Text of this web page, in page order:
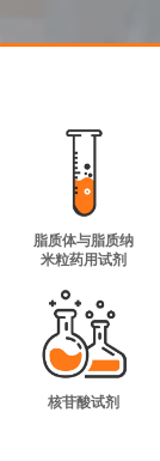
脂质体与脂质纳
米粒药用试剂
核苷酸试剂